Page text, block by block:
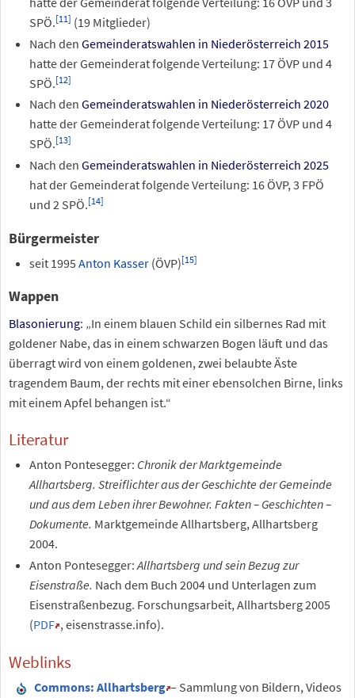
SPÖ.[11] (19 Mitglieder)
Nach den Gemeinderatswahlen in Niederösterreich 2015
hatte der Gemeinderat folgende Verteilung: 17 ÖVP und 4
SPÖ.[12]
Nach den Gemeinderatswahlen in Niederösterreich 2020
hatte der Gemeinderat folgende Verteilung: 17 ÖVP und 4
SPÖ.[13]
Nach den Gemeinderatswahlen in Niederösterreich 2025
hat der Gemeinderat folgende Verteilung: 16 ÖVP, 3 FPÖ
und 2 SPÖ.[14]
Bürgermeister
seit 1995 Anton Kasser(ÖVP)[15]
Wappen
Blasonierung: „In einem blauen Schild ein silbernes Rad mit
goldener Nabe, das in einem schwarzen Bogen läuft und das
überragt wird von einem goldenen, zwei belaubte Äste
tragendem Baum, der rechts mit einer ebensolchen Birne, links
mit einem Apfel behangen ist.“
Literatur
Anton Pontesegger: Chronik der Marktgemeinde
Allhartsberg. Streiflichter aus der Geschichte der Gemeinde
und aus dem Leben ihrer Bewohner. Fakten – Geschichten –
Dokumente. Marktgemeinde Allhartsberg, Allhartsberg
2004.
Anton Pontesegger: Allhartsberg und sein Bezug zur
Eisenstraße. Nach dem Buch 2004 und Unterlagen zum
Eisenstraßenbezug. Forschungsarbeit, Allhartsberg 2005
(PDF , eisenstrasse.info).
Weblinks
Commons: Allhartsberg – Sammlung von Bildern, Videos